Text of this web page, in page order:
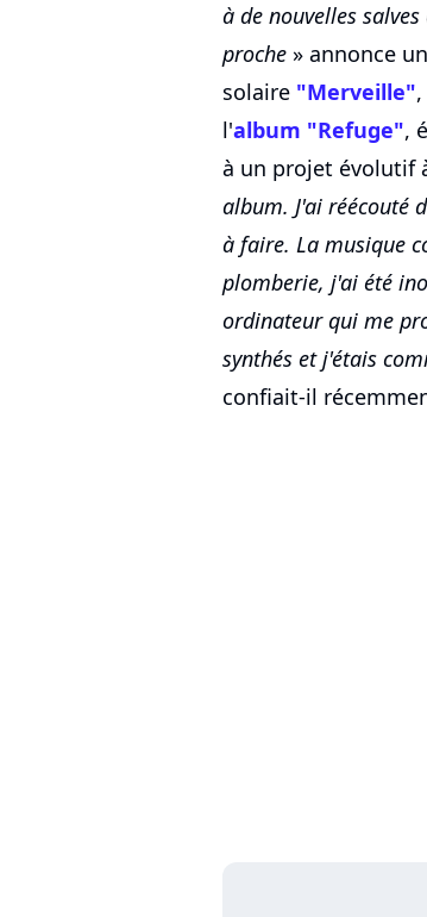
à de nouvelles
proche » annonce
solaire "Merveille"
l'album "Refuge",
à un projet évolutif
album. J'ai réécouté
à faire. La musique
plomberie, j'ai été
ordinateur qui me
synthés et j'étais
confiait-il